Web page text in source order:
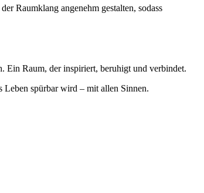
Raumklang angenehm gestalten, sodass
Ein Raum, der inspiriert, beruhigt und verbindet.
Leben spürbar wird – mit allen Sinnen.